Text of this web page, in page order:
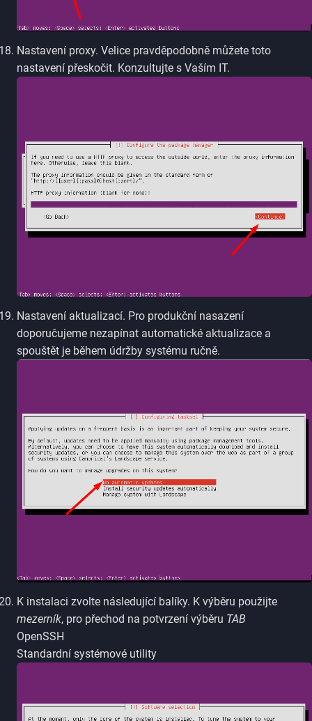
Nastavení proxy. Velice pravděpodobně můžete toto
nastavení přeskočit. Konzultujte s Vaším IT.
Nastavení aktualizací. Pro produkční nasazení
doporučujeme nezapínat automatické aktualizace a
spouštět je během údržby systému ručně.
K instalaci zvolte následující balíky. K výběru použijte
mezerník, pro přechod na potvrzení výběru TAB
OpenSSH
Standardní systémové utility